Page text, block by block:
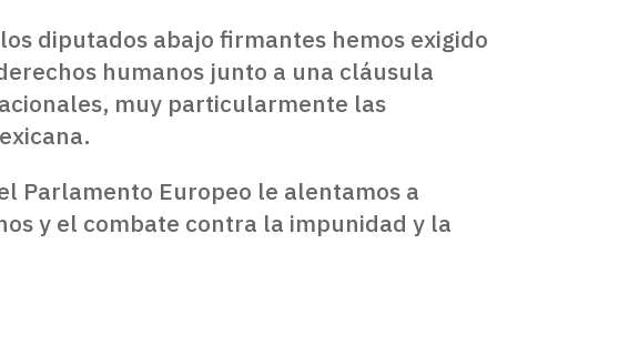
diputados abajo firmantes hemos exigido
humanos junto a una cláusula
muy particularmente las
Parlamento Europeo le alentamos a
y el combate contra la impunidad y la